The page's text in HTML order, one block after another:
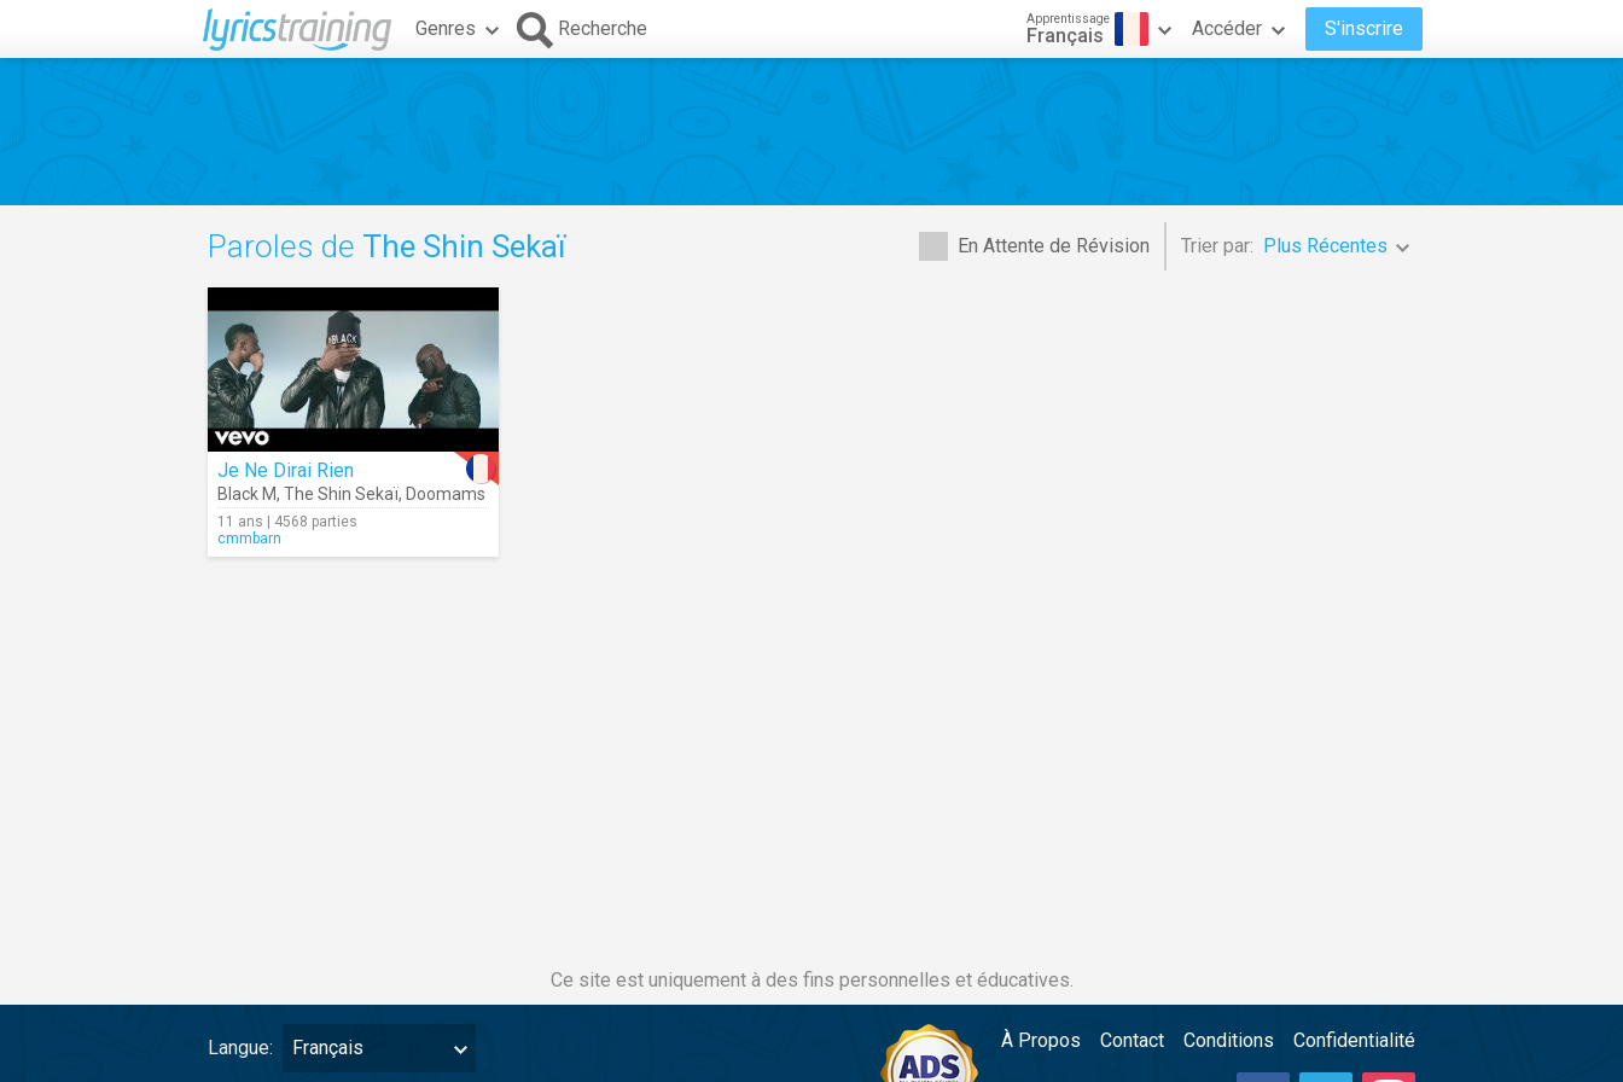
Genres Recherche Apprentissage
Français Accéder S'inscrire
En Attente de Révision Trier par: Plus Récentes
Paroles de The Shin Sekaï
Je Ne Dirai Rien
Black M, The Shin Sekaï, Doomams
11 ans | 4568 parties
cmmbarn
Ce site est uniquement à des fins personnelles et éducatives.
Langue: Français À Propos Contact Conditions Confidentialité